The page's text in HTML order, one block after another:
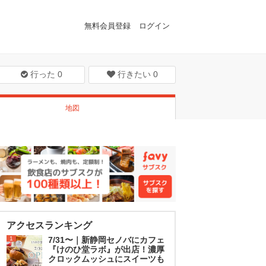
無料会員登録 ログイン
行った 0 行きたい 0
地図
アクセスランキング
1
7/31〜｜新静岡セノバにカフェ
『けのひ堂ラボ』が出店！濃厚
クロックムッシュにスイーツも